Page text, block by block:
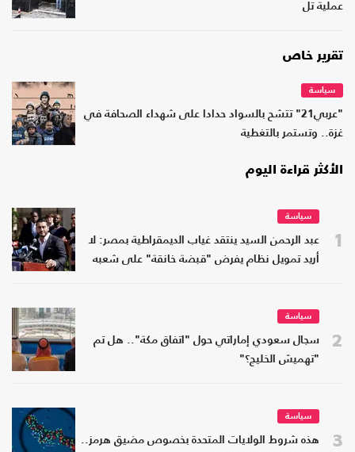
عملية تل
تقرير خاص
سياسة
"عربي21" تتشح بالسواد حدادا على شهداء الصحافة في
غزة.. وتستمر بالتغطية
الأكثر قراءة اليوم
1
سياسة
عبد الرحمن السيد ينتقد غياب الديمقراطية بمصر: لا
أريد تمويل نظام يفرض "قبضة خانقة" على شعبه
2
سياسة
سجال سعودي إماراتي حول "اتفاق مكة".. هل تم
"تهميش الخليج؟"
3
سياسة
هذه شروط الولايات المتحدة بخصوص مضيق هرمز..